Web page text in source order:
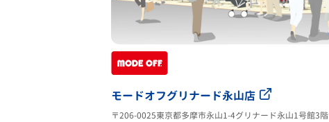
モードオフグリナード永山店
〒206-0025東京都多摩市永山1-4グリナード永山1号館3階